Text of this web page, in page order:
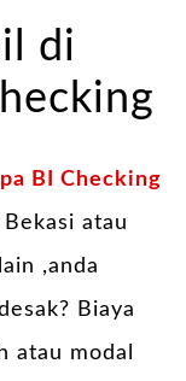
di
BI Checking
atau
,anda
Biaya
atau modal